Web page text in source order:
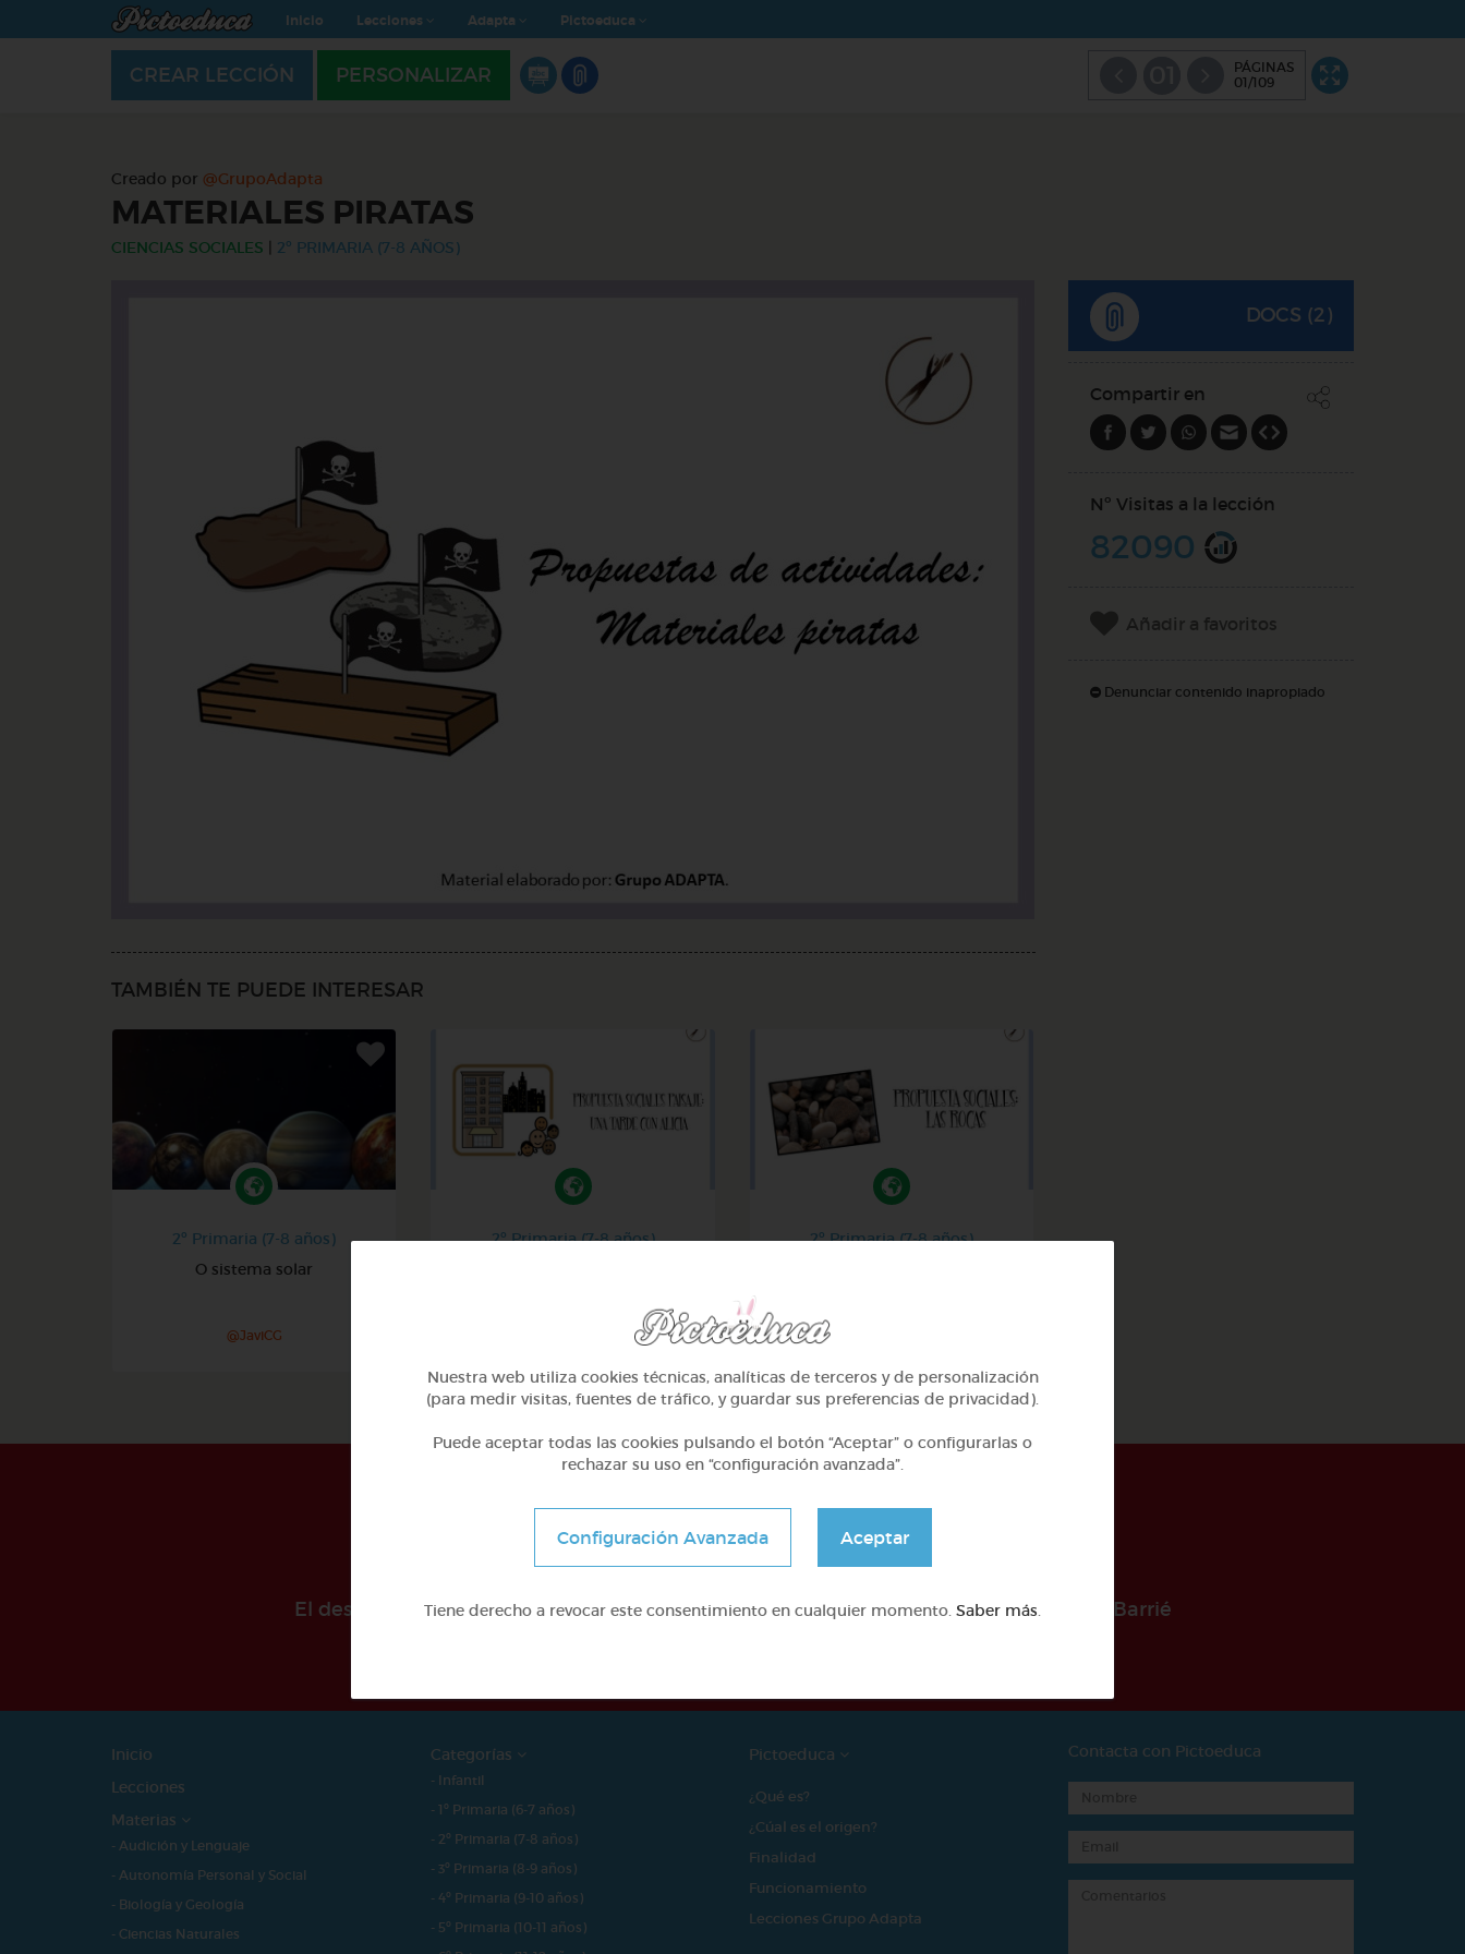
Inicio Lecciones Adapta Pictoeduca
CREAR LECCIÓN PERSONALIZAR
PÁGINAS
01/109
Creado por @GrupoAdapta
MATERIALES PIRATAS
CIENCIAS SOCIALES 2º PRIMARIA (7-8 AÑOS)
TAMBIÉN TE PUEDE INTERESAR
2º Primaria (7-8 años)
O sistema solar
@JaviCG
2º Primaria (7-8 años)
2º Primaria (7-8 años)
DOCS (2)
Compartir en
Nº Visitas a la lección
82090
Añadir a favoritos
Denunciar contenido inapropiado
El desarollo de este proyecto ha sido posible gracias al mecenazgo de la Fundación Barrié
Inicio
Lecciones
Materias
- Audición y Lenguaje
- Autonomía Personal y Social
- Biología y Geología
- Ciencias Naturales
Categorías
- Infantil
- 1º Primaria (6-7 años)
- 2º Primaria (7-8 años)
- 3º Primaria (8-9 años)
- 4º Primaria (9-10 años)
- 5º Primaria (10-11 años)
Pictoeduca
¿Qué es?
¿Cúal es el origen?
Finalidad
Funcionamiento
Lecciones Grupo Adapta
Contacta con Pictoeduca
Nuestra web utiliza cookies técnicas, analíticas de terceros y de personalización
(para medir visitas, fuentes de tráfico, y guardar sus preferencias de privacidad).
Puede aceptar todas las cookies pulsando el botón “Aceptar” o configurarlas o
rechazar su uso en “configuración avanzada”.
Configuración Avanzada Aceptar
Tiene derecho a revocar este consentimiento en cualquier momento. Saber más.